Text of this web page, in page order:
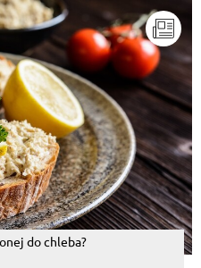
do chleba?